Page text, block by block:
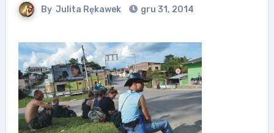
By Julita Rękawek gru 31, 2014